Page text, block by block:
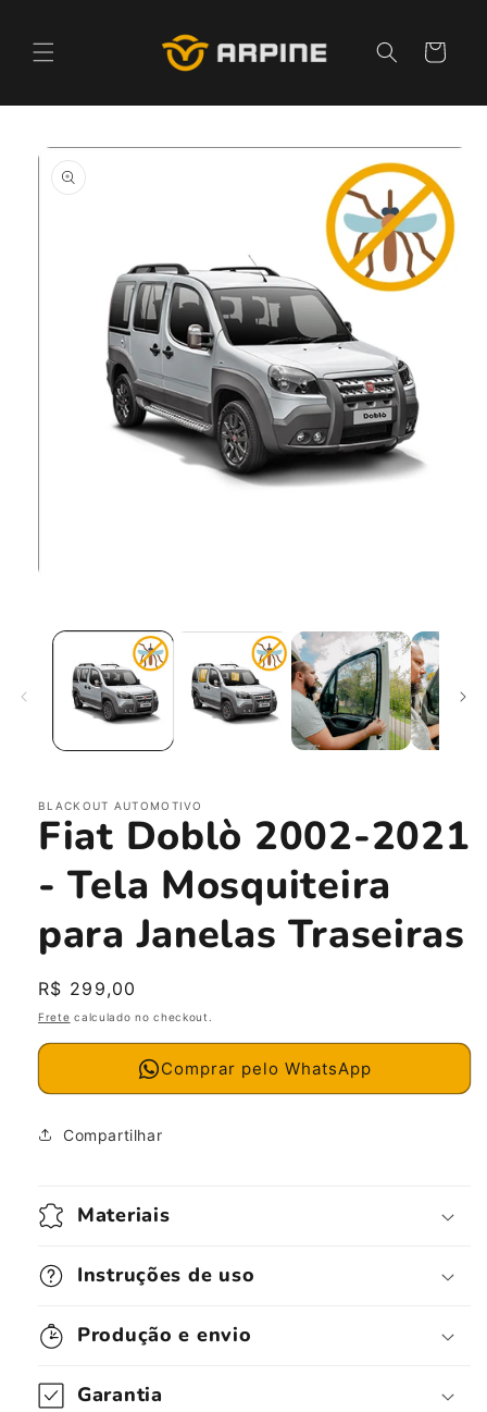
conteúdo
Carrinho
informações
do produto
modal
BLACKOUT AUTOMOTIVO
Fiat Doblò 2002-2021
- Tela Mosquiteira
para Janelas Traseiras
Preço
normal
R$ 299,00
Frete calculado no checkout.
Comprar pelo WhatsApp
Compartilhar
Materiais
Instruções de uso
Produção e envio
Garantia